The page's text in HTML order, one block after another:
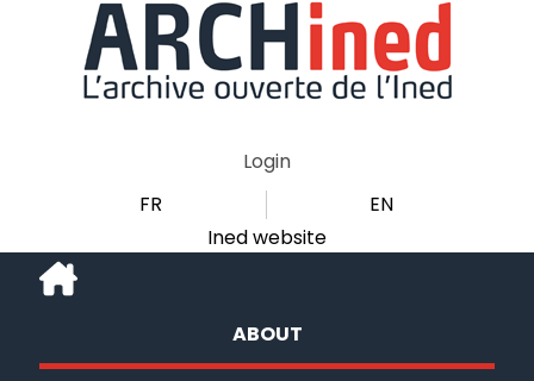
Login
FR
EN
Ined website
ABOUT